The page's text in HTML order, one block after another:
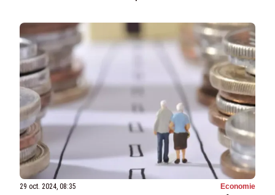
29 oct. 2024, 08:35 Economie